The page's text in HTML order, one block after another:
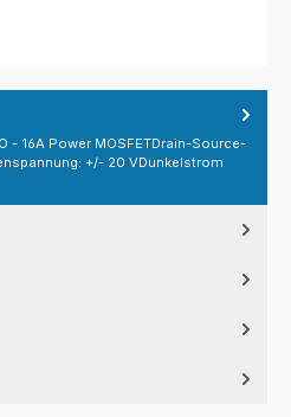
- 16A Power MOSFETDrain-Source-
+/- 20 VDunkelstrom